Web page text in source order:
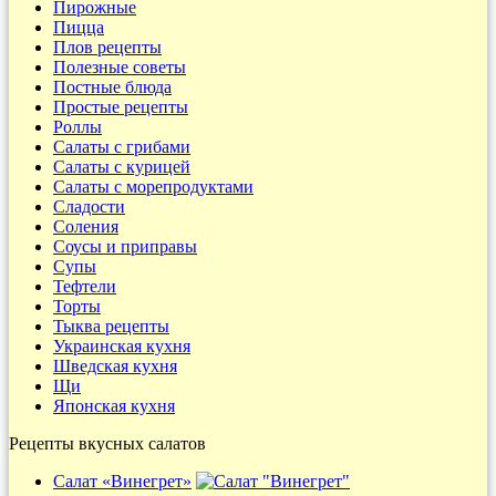
Пирожные
Пицца
Плов рецепты
Полезные советы
Постные блюда
Простые рецепты
Роллы
Салаты с грибами
Салаты с курицей
Салаты с морепродуктами
Сладости
Соления
Соусы и приправы
Супы
Тефтели
Торты
Тыква рецепты
Украинская кухня
Шведская кухня
Щи
Японская кухня
Рецепты вкусных салатов
Салат «Винегрет»